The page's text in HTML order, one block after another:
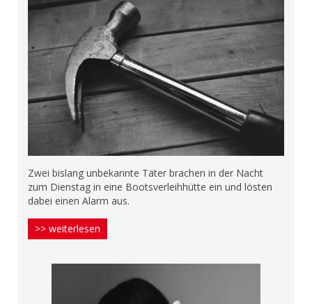
Zwei bislang unbekannte Täter brachen in der Nacht
zum Dienstag in eine Bootsverleihhütte ein und lösten
dabei einen Alarm aus.
>> weiterlesen